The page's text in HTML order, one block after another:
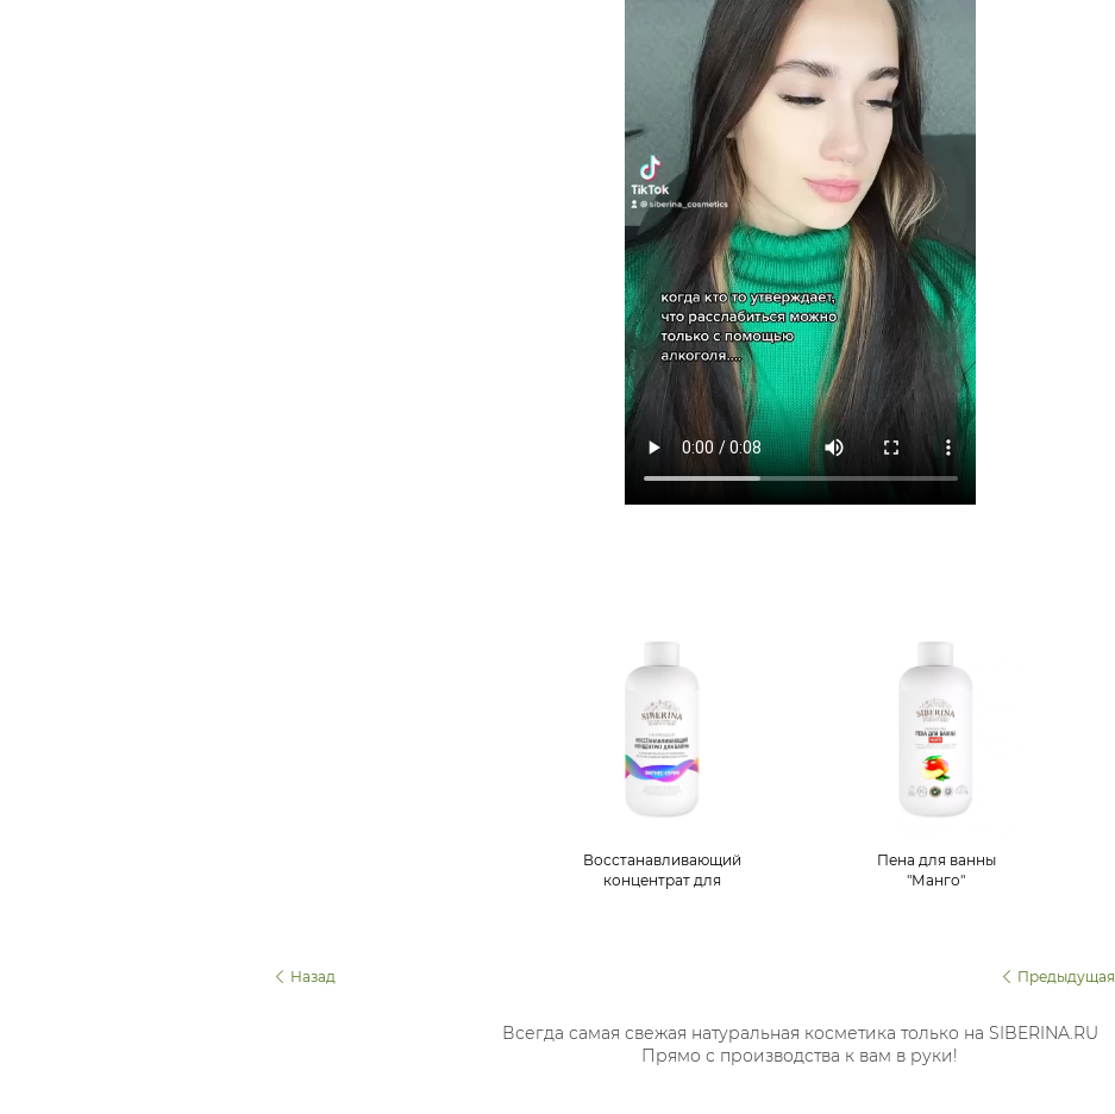
Восстанавливающий
концентрат для
Пена для ванны
"Манго"
Назад Предыдущая
Всегда самая свежая натуральная косметика только на SIBERINA.RU
Прямо с производства к вам в руки!